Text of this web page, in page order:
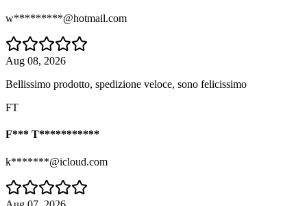
w*********@hotmail.com
Aug 08, 2026
Bellissimo prodotto, spedizione veloce, sono felicissimo
FT
F*** T***********
k*******@icloud.com